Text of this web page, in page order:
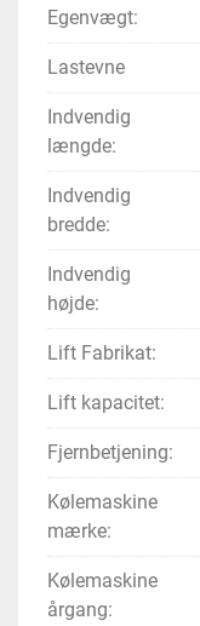
Egenvægt:
Lastevne
Indvendig
længde:
Indvendig
bredde:
Indvendig
højde:
Lift Fabrikat:
Lift kapacitet:
Fjernbetjening:
Kølemaskine
mærke:
Kølemaskine
årgang: